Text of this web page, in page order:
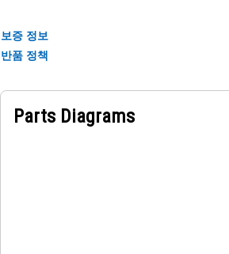
보증 정보
반품 정책
Parts Diagrams